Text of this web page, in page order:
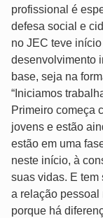
profissional é
defesa social e
no JEC teve
desenvolvimento
base, seja na
“Iniciamos
Primeiro começa
jovens e estão
estão em uma
neste início, à
suas vidas. E tem
a relação pessoal
porque há